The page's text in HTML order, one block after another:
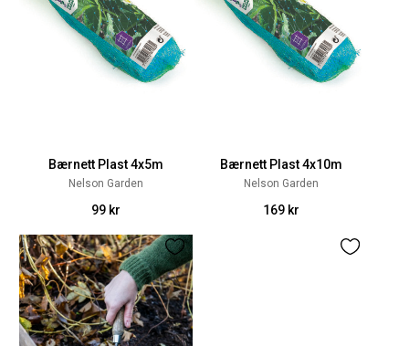
Bærnett Plast 4x5m
Nelson Garden
99 kr
Bærnett Plast 4x10m
Nelson Garden
169 kr